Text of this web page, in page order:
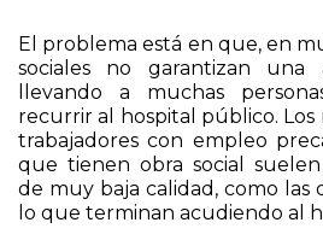
sociales no garantizan una
llevando a muchas
recurrir al hospital público. Los
trabajadores con empleo
que tienen obra social
de muy baja calidad, como
lo que terminan acudiendo al